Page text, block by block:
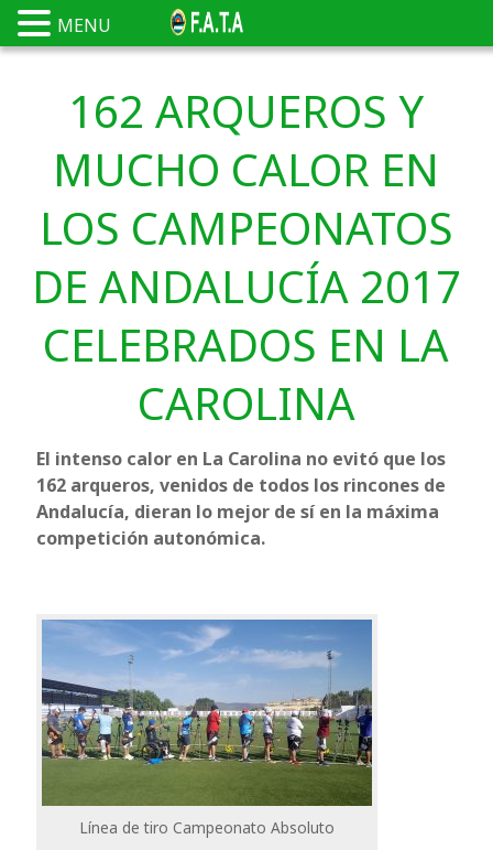
162 ARQUEROS Y
MUCHO CALOR EN
LOS CAMPEONATOS
DE ANDALUCÍA 2017
CELEBRADOS EN LA
CAROLINA
El intenso calor en La Carolina no evitó que los
162 arqueros, venidos de todos los rincones de
Andalucía, dieran lo mejor de sí en la máxima
competición autonómica.
Línea de tiro Campeonato Absoluto
MENU